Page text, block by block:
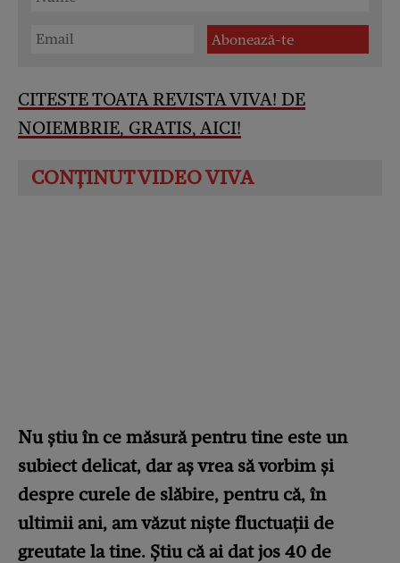
CITESTE TOATA REVISTA VIVA! DE
NOIEMBRIE, GRATIS, AICI!
Nu știu în ce măsură pentru tine este un
subiect delicat, dar aș vrea să vorbim și
despre curele de slăbire, pentru că, în
ultimii ani, am văzut niște fluctuații de
greutate la tine. Știu că ai dat jos 40 de